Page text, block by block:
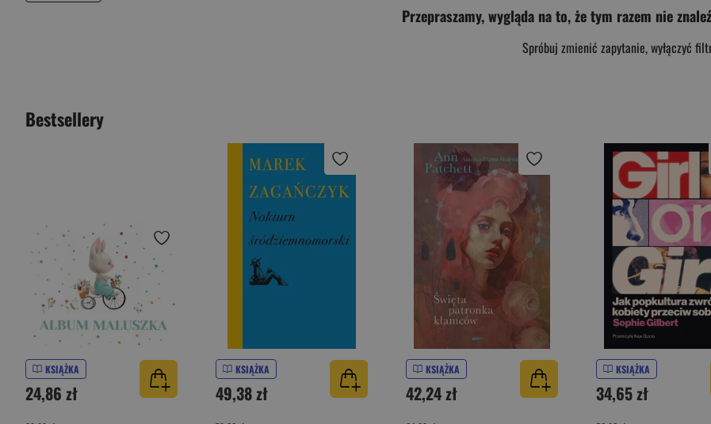
Przepraszamy, wygląda na to, że tym razem nie
Spróbuj zmienić zapytanie, wyłączyć
Bestsellery
KSIĄŻKA
24,86 zł
KSIĄŻKA
49,38 zł
KSIĄŻKA
42,24 zł
KSIĄŻKA
34,65 zł